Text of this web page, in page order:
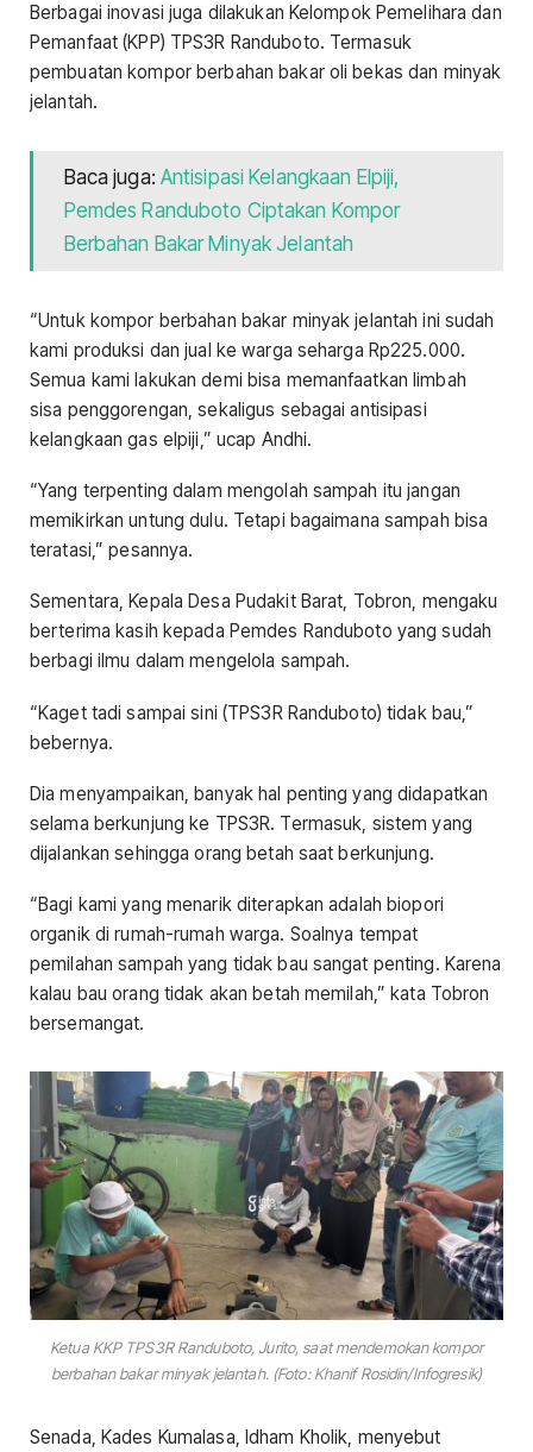
Berbagai inovasi juga dilakukan Kelompok Pemelihara dan
Pemanfaat (KPP) TPS3R Randuboto. Termasuk
pembuatan kompor berbahan bakar oli bekas dan minyak
jelantah.
Baca juga: Antisipasi Kelangkaan Elpiji,
Pemdes Randuboto Ciptakan Kompor
Berbahan Bakar Minyak Jelantah
“Untuk kompor berbahan bakar minyak jelantah ini sudah
kami produksi dan jual ke warga seharga Rp225.000.
Semua kami lakukan demi bisa memanfaatkan limbah
sisa penggorengan, sekaligus sebagai antisipasi
kelangkaan gas elpiji,” ucap Andhi.
“Yang terpenting dalam mengolah sampah itu jangan
memikirkan untung dulu. Tetapi bagaimana sampah bisa
teratasi,” pesannya.
Sementara, Kepala Desa Pudakit Barat, Tobron, mengaku
berterima kasih kepada Pemdes Randuboto yang sudah
berbagi ilmu dalam mengelola sampah.
“Kaget tadi sampai sini (TPS3R Randuboto) tidak bau,”
bebernya.
Dia menyampaikan, banyak hal penting yang didapatkan
selama berkunjung ke TPS3R. Termasuk, sistem yang
dijalankan sehingga orang betah saat berkunjung.
“Bagi kami yang menarik diterapkan adalah biopori
organik di rumah-rumah warga. Soalnya tempat
pemilahan sampah yang tidak bau sangat penting. Karena
kalau bau orang tidak akan betah memilah,” kata Tobron
bersemangat.
Ketua KKP TPS3R Randuboto, Jurito, saat mendemokan kompor
berbahan bakar minyak jelantah. (Foto: Khanif Rosidin/Infogresik)
Senada, Kades Kumalasa, Idham Kholik, menyebut